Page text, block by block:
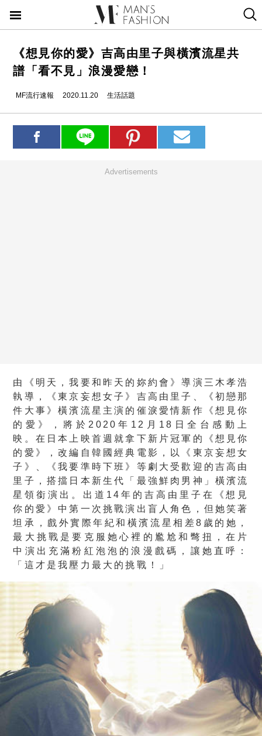
《想見你的愛》吉高由里子與橫濱流星共
譜「看不見」浪漫愛戀！
MF流行速報 2020.11.20 生活話題
Advertisements
由《明天，我要和昨天的妳約會》導演三木孝浩
執導，《東京妄想女子》吉高由里子、《初戀那
件大事》橫濱流星主演的催淚愛情新作《想見你
的愛》，將於2020年12月18日全台感動上
映。在日本上映首週就拿下新片冠軍的《想見你
的愛》，改編自韓國經典電影，以《東京妄想女
子》、《我要準時下班》等劇大受歡迎的吉高由
里子，搭擋日本新生代「最強鮮肉男神」橫濱流
星領銜演出。出道14年的吉高由里子在《想見
你的愛》中第一次挑戰演出盲人角色，但她笑著
坦承，戲外實際年紀和橫濱流星相差8歲的她，
最大挑戰是要克服她心裡的尷尬和彆扭，在片
中演出充滿粉紅泡泡的浪漫戲碼，讓她直呼：
「這才是我壓力最大的挑戰！」